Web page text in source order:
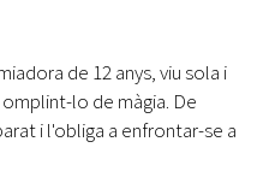
de 12 anys, viu sola i
lo de màgia. De
i l'obliga a enfrontar-se a